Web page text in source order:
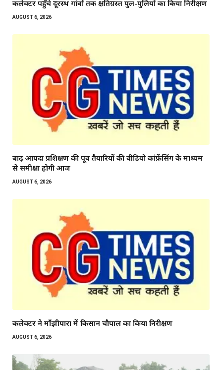
कलेक्टर पहुँचे दूरस्थ गांवों तक क्षतिग्रस्त पुल-पुलियों का किया निरीक्षण
AUGUST 6, 2026
बाढ़ आपदा प्रशिक्षण की पूर्व तैयारियों की वीडियो कांफ्रेंसिंग के माध्यम
से समीक्षा होगी आज
AUGUST 6, 2026
कलेक्टर ने माँझीपारा में किसान चौपाल का किया निरीक्षण
AUGUST 6, 2026